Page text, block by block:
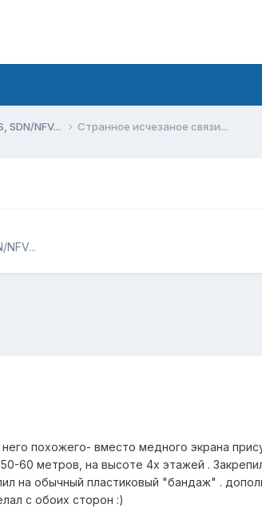
SDN/NFV... Странное исчезаное связи...
похожего- вместо медного экрана
60 метров, на высоте 4х этажей .
на обычный пластиковый "бандаж" .
с обоих сторон :)